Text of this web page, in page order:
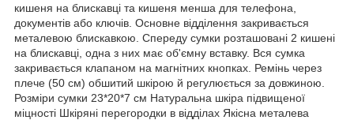
кишеня на блискавці та кишеня менша для телефона,
документів або ключів. Основне відділення закривається
металевою блискавкою. Спереду сумки розташовані 2 кишені
на блискавці, одна з них має об'ємну вставку. Вся сумка
закривається клапаном на магнітних кнопках. Ремінь через
плече (50 см) обшитий шкірою й регулюється за довжиною.
Розміри сумки 23*20*7 см Натуральна шкіра підвищеної
міцності Шкіряні перегородки в відділах Якісна металева